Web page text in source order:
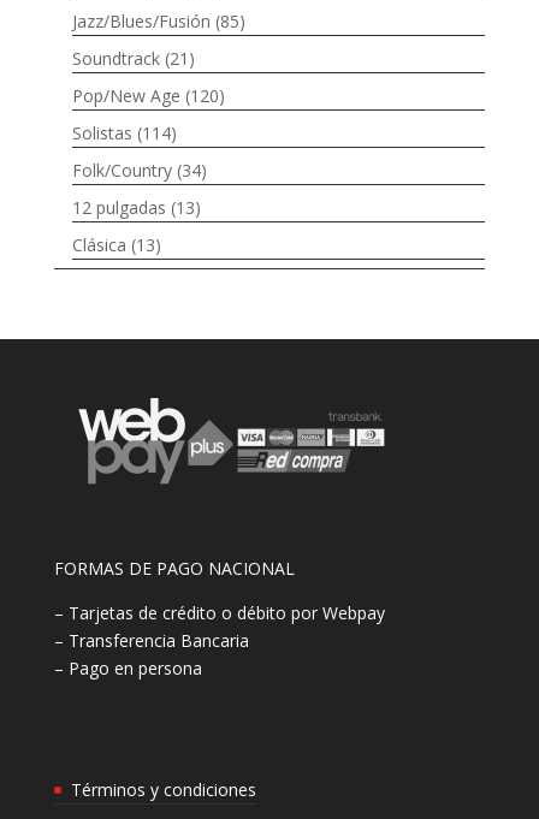
Jazz/Blues/Fusión (85)
Soundtrack (21)
Pop/New Age (120)
Solistas (114)
Folk/Country (34)
12 pulgadas (13)
Clásica (13)
FORMAS DE PAGO NACIONAL
– Tarjetas de crédito o débito por Webpay
– Transferencia Bancaria
– Pago en persona
Términos y condiciones